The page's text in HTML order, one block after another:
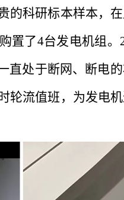
的科研标本样本，
置了4台发电机组
直处于断网、断电
轮流值班，为发电